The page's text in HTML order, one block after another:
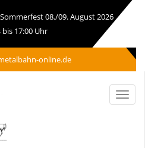
08./09. August 2026
bis 17:00 Uhr
online.de